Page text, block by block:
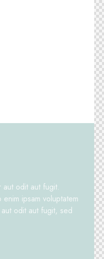
aut odit aut fugit.
ipsam voluptatem
odit aut fugit, sed